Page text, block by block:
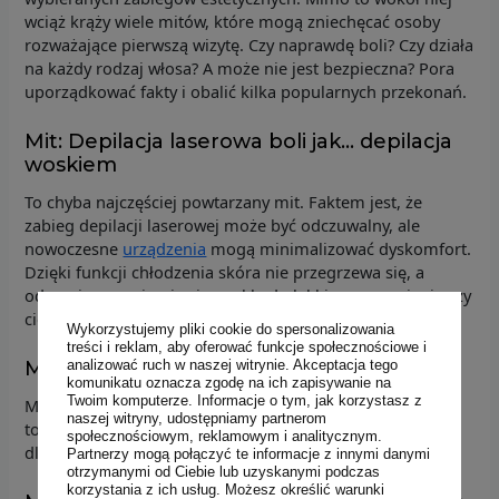
Wykorzystujemy pliki cookie do spersonalizowania
treści i reklam, aby oferować funkcje społecznościowe i
analizować ruch w naszej witrynie. Akceptacja tego
komunikatu oznacza zgodę na ich zapisywanie na
Twoim komputerze. Informacje o tym, jak korzystasz z
naszej witryny, udostępniamy partnerom
społecznościowym, reklamowym i analitycznym.
Partnerzy mogą połączyć te informacje z innymi danymi
otrzymanymi od Ciebie lub uzyskanymi podczas
korzystania z ich usług. Możesz określić warunki
wciąż krąży wiele mitów, które mogą zniechęcać osoby
rozważające pierwszą wizytę. Czy naprawdę boli? Czy działa
na każdy rodzaj włosa? A może nie jest bezpieczna? Pora
uporządkować fakty i obalić kilka popularnych przekonań.
Mit: Depilacja laserowa boli jak… depilacja
woskiem
To chyba najczęściej powtarzany mit. Faktem jest, że
zabieg depilacji laserowej może być odczuwalny, ale
nowoczesne urządzenia mogą minimalizować dyskomfort.
Dzięki funkcji chłodzenia skóra nie przegrzewa się, a
odczucia ograniczają się zwykle do lekkiego mrowienia czy
ciepła.
Mit: To rozwiązanie tylko dla kobiet
Mężczyźni coraz częściej korzystają z depilacji laserowej i
to nie tylko ze względów estetycznych. Brak owłosienia to
dla wielu wygoda i większy komfort w codziennym życiu.